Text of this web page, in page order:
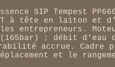
SIP Tempest
à tête en laiton et
Moteur à
; débit d'eau
accrue. Cadre
et le